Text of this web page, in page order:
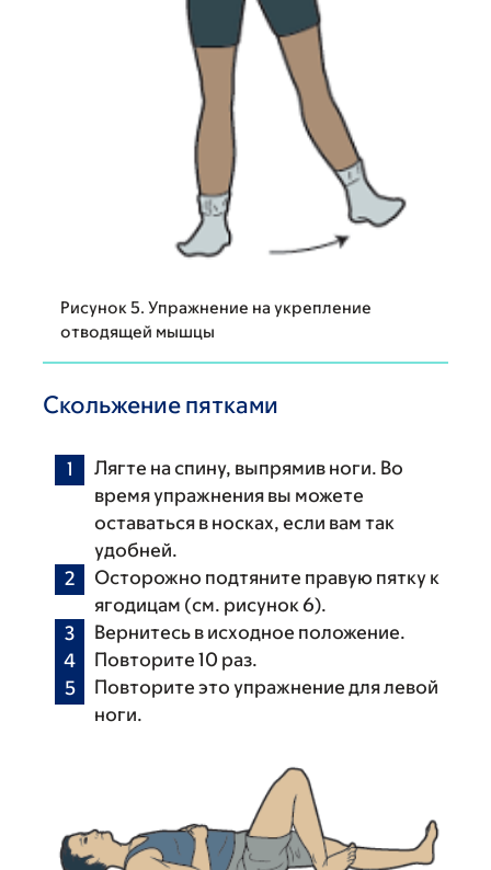
Рисунок 5. Упражнение на укрепление
отводящей мышцы
Скольжение пятками
Лягте на спину, выпрямив ноги. Во
время упражнения вы можете
оставаться в носках, если вам так
удобней.
Осторожно подтяните правую пятку к
ягодицам (см. рисунок 6).
Вернитесь в исходное положение.
Повторите 10 раз.
Повторите это упражнение для левой
ноги.